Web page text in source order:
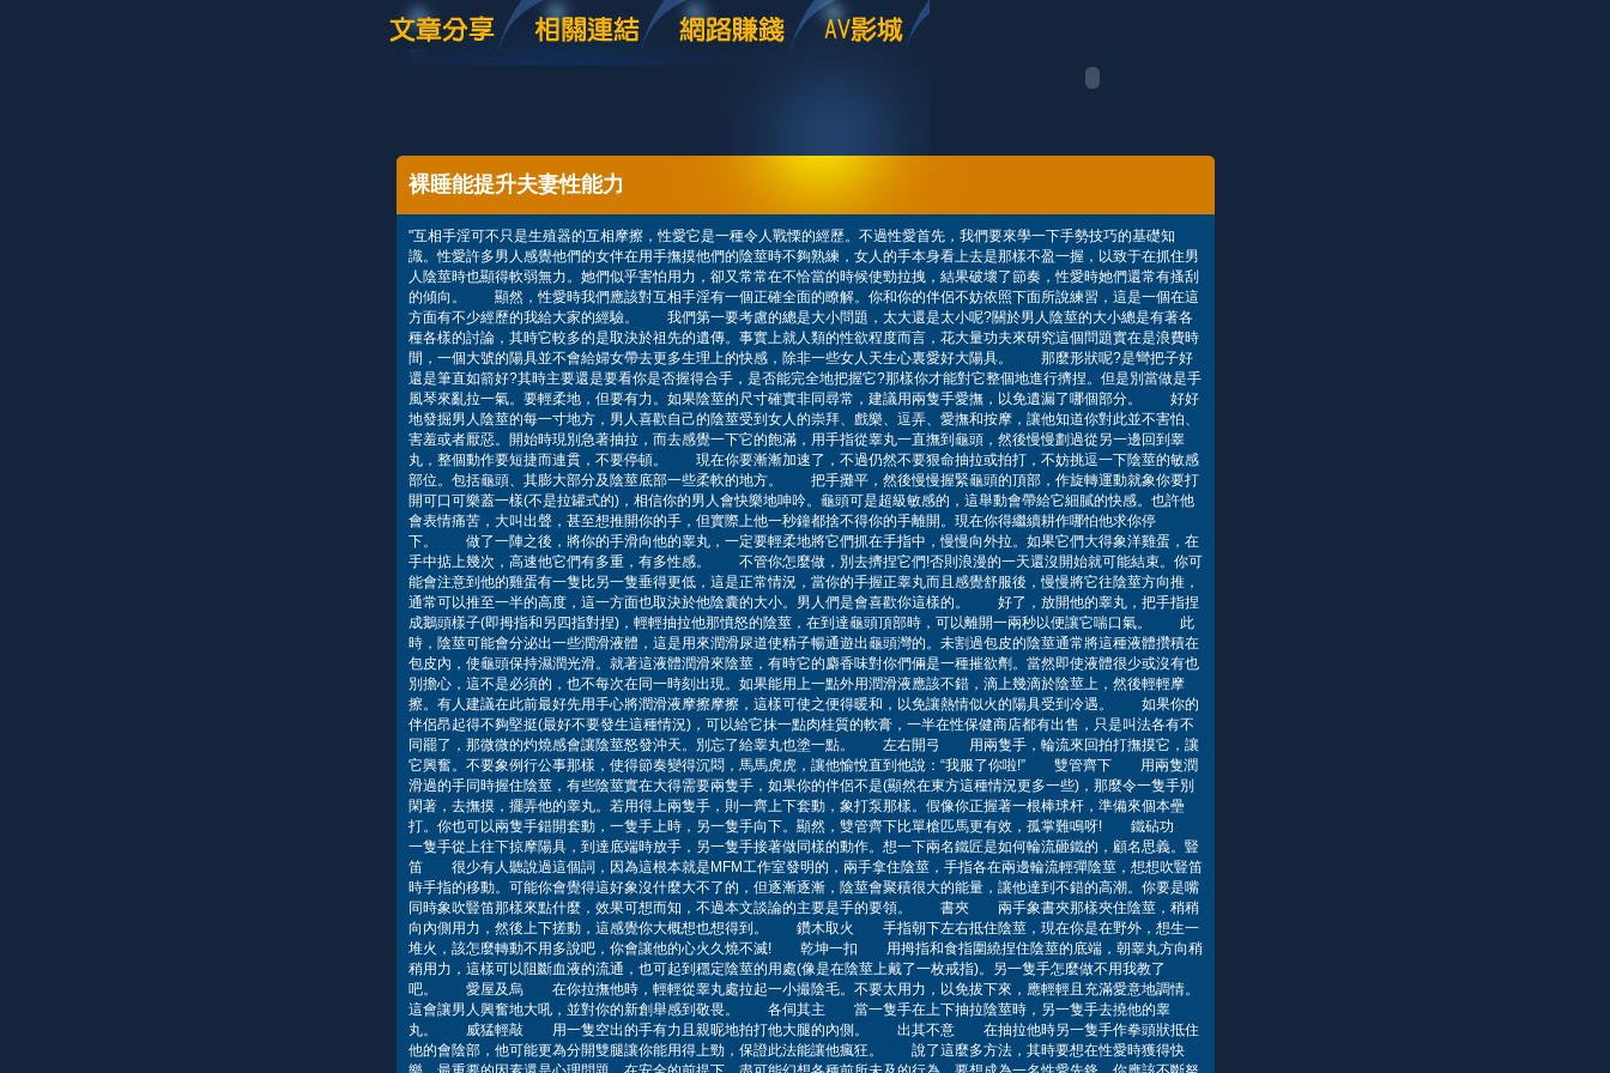
裸睡能提升夫妻性能力
"互相手淫可不只是生殖器的互相摩擦，性愛它是一種令人戰慄的經歷。不過性愛首先，我們要來學一下手勢技巧的基礎知
識。性愛許多男人感覺他們的女伴在用手撫摸他們的陰莖時不夠熟練，女人的手本身看上去是那樣不盈一握，以致于在抓住男
人陰莖時也顯得軟弱無力。她們似乎害怕用力，卻又常常在不恰當的時候使勁拉拽，結果破壞了節奏，性愛時她們還常有搔刮
的傾向。 顯然，性愛時我們應該對互相手淫有一個正確全面的瞭解。你和你的伴侶不妨依照下面所說練習，這是一個在這
方面有不少經歷的我給大家的經驗。 我們第一要考慮的總是大小問題，太大還是太小呢?關於男人陰莖的大小總是有著各
種各樣的討論，其時它較多的是取決於祖先的遺傳。事實上就人類的性欲程度而言，花大量功夫來研究這個問題實在是浪費時
間，一個大號的陽具並不會給婦女帶去更多生理上的快感，除非一些女人天生心裏愛好大陽具。 那麼形狀呢?是彎把子好
還是筆直如箭好?其時主要還是要看你是否握得合手，是否能完全地把握它?那樣你才能對它整個地進行擠捏。但是別當做是手
風琴來亂拉一氣。要輕柔地，但要有力。如果陰莖的尺寸確實非同尋常，建議用兩隻手愛撫，以免遺漏了哪個部分。 好好
地發掘男人陰莖的每一寸地方，男人喜歡自己的陰莖受到女人的崇拜、戲樂、逗弄、愛撫和按摩，讓他知道你對此並不害怕、
害羞或者厭惡。開始時現別急著抽拉，而去感覺一下它的飽滿，用手指從睾丸一直撫到龜頭，然後慢慢劃過從另一邊回到睾
丸，整個動作要短捷而連貫，不要停頓。 現在你要漸漸加速了，不過仍然不要狠命抽拉或拍打，不妨挑逗一下陰莖的敏感
部位。包括龜頭、其膨大部分及陰莖底部一些柔軟的地方。 把手攤平，然後慢慢握緊龜頭的頂部，作旋轉運動就象你要打
開可口可樂蓋一樣(不是拉罐式的)，相信你的男人會快樂地呻吟。龜頭可是超級敏感的，這舉動會帶給它細膩的快感。也許他
會表情痛苦，大叫出聲，甚至想推開你的手，但實際上他一秒鐘都捨不得你的手離開。現在你得繼續耕作哪怕他求你停
下。 做了一陣之後，將你的手滑向他的睾丸，一定要輕柔地將它們抓在手指中，慢慢向外拉。如果它們大得象洋雞蛋，在
手中掂上幾次，高速他它們有多重，有多性感。 不管你怎麼做，別去擠捏它們!否則浪漫的一天還沒開始就可能結束。你可
能會注意到他的雞蛋有一隻比另一隻垂得更低，這是正常情況，當你的手握正睾丸而且感覺舒服後，慢慢將它往陰莖方向推，
通常可以推至一半的高度，這一方面也取決於他陰囊的大小。男人們是會喜歡你這樣的。 好了，放開他的睾丸，把手指捏
成鵝頭樣子(即拇指和另四指對捏)，輕輕抽拉他那憤怒的陰莖，在到達龜頭頂部時，可以離開一兩秒以便讓它喘口氣。 此
時，陰莖可能會分泌出一些潤滑液體，這是用來潤滑尿道使精子暢通遊出龜頭灣的。未割過包皮的陰莖通常將這種液體攢積在
包皮內，使龜頭保持濕潤光滑。就著這液體潤滑來陰莖，有時它的麝香味對你們倆是一種摧欲劑。當然即使液體很少或沒有也
別擔心，這不是必須的，也不每次在同一時刻出現。如果能用上一點外用潤滑液應該不錯，滴上幾滴於陰莖上，然後輕輕摩
擦。有人建議在此前最好先用手心將潤滑液摩擦摩擦，這樣可使之便得暖和，以免讓熱情似火的陽具受到冷遇。 如果你的
伴侶昂起得不夠堅挺(最好不要發生這種情況)，可以給它抹一點肉桂質的軟膏，一半在性保健商店都有出售，只是叫法各有不
同罷了，那微微的灼燒感會讓陰莖怒發沖天。別忘了給睾丸也塗一點。 左右開弓 用兩隻手，輪流來回拍打撫摸它，讓
它興奮。不要象例行公事那樣，使得節奏變得沉悶，馬馬虎虎，讓他愉悅直到他說：“我服了你啦!” 雙管齊下 用兩隻潤
滑過的手同時握住陰莖，有些陰莖實在大得需要兩隻手，如果你的伴侶不是(顯然在東方這種情況更多一些)，那麼令一隻手別
閑著，去撫摸，擺弄他的睾丸。若用得上兩隻手，則一齊上下套動，象打泵那樣。假像你正握著一根棒球杆，準備來個本壘
打。你也可以兩隻手錯開套動，一隻手上時，另一隻手向下。顯然，雙管齊下比單槍匹馬更有效，孤掌難鳴呀! 鐵砧功
一隻手從上往下掠摩陽具，到達底端時放手，另一隻手接著做同樣的動作。想一下兩名鐵匠是如何輪流砸鐵的，顧名思義。豎
笛 很少有人聽說過這個詞，因為這根本就是MFM工作室發明的，兩手拿住陰莖，手指各在兩邊輪流輕彈陰莖，想想吹豎笛
時手指的移動。可能你會覺得這好象沒什麼大不了的，但逐漸逐漸，陰莖會聚積很大的能量，讓他達到不錯的高潮。你要是嘴
同時象吹豎笛那樣來點什麼，效果可想而知，不過本文談論的主要是手的要領。 書夾 兩手象書夾那樣夾住陰莖，稍稍
向內側用力，然後上下搓動，這感覺你大概想也想得到。 鑽木取火 手指朝下左右抵住陰莖，現在你是在野外，想生一
堆火，該怎麼轉動不用多說吧，你會讓他的心火久燒不滅! 乾坤一扣 用拇指和食指圍繞捏住陰莖的底端，朝睾丸方向稍
稍用力，這樣可以阻斷血液的流通，也可起到穩定陰莖的用處(像是在陰莖上戴了一枚戒指)。另一隻手怎麼做不用我教了
吧。 愛屋及烏 在你拉撫他時，輕輕從睾丸處拉起一小撮陰毛。不要太用力，以免拔下來，應輕輕且充滿愛意地調情。
這會讓男人興奮地大吼，並對你的新創舉感到敬畏。 各伺其主 當一隻手在上下抽拉陰莖時，另一隻手去撓他的睾
丸。 威猛輕敲 用一隻空出的手有力且親昵地拍打他大腿的內側。 出其不意 在抽拉他時另一隻手作拳頭狀抵住
他的會陰部，他可能更為分開雙腿讓你能用得上勁，保證此法能讓他瘋狂。 說了這麼多方法，其時要想在性愛時獲得快